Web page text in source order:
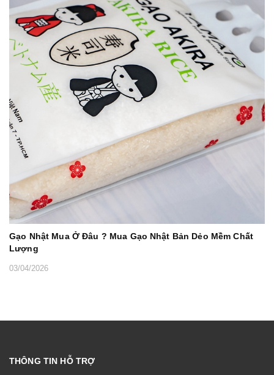
Gạo Nhật Mua Ở Đâu ? Mua Gạo Nhật Bản Dẻo Mềm Chất
Lượng
03/04/2026
THÔNG TIN HỖ TRỢ